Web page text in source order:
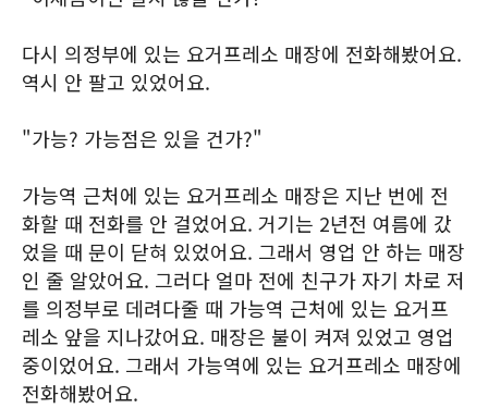
다시 의정부에 있는 요거프레소 매장에 전화해봤어요.
역시 안 팔고 있었어요.
"가능? 가능점은 있을 건가?"
가능역 근처에 있는 요거프레소 매장은 지난 번에 전
화할 때 전화를 안 걸었어요. 거기는 2년전 여름에 갔
었을 때 문이 닫혀 있었어요. 그래서 영업 안 하는 매장
인 줄 알았어요. 그러다 얼마 전에 친구가 자기 차로 저
를 의정부로 데려다줄 때 가능역 근처에 있는 요거프
레소 앞을 지나갔어요. 매장은 불이 켜져 있었고 영업
중이었어요. 그래서 가능역에 있는 요거프레소 매장에
전화해봤어요.